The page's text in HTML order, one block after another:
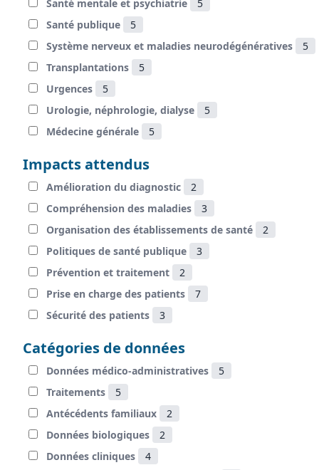
Santé mentale et psychiatrie
5
Santé publique
5
Système nerveux et maladies neurodégénératives
5
Transplantations
5
Urgences
5
Urologie, néphrologie, dialyse
5
Médecine générale
5
Impacts attendus
Amélioration du diagnostic
2
Compréhension des maladies
3
Organisation des établissements de santé
2
Politiques de santé publique
3
Prévention et traitement
2
Prise en charge des patients
7
Sécurité des patients
3
Catégories de données
Données médico-administratives
5
Traitements
5
Antécédents familiaux
2
Données biologiques
2
Données cliniques
4